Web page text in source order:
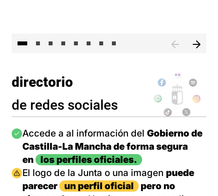
directorio
de redes sociales
Imagen
Accede a al información del Gobierno de
Castilla-La Mancha de forma segura
en
los perfiles oficiales.
Imagen
El logo de la Junta o una imagen puede
parecer
un perfil oficial
pero no